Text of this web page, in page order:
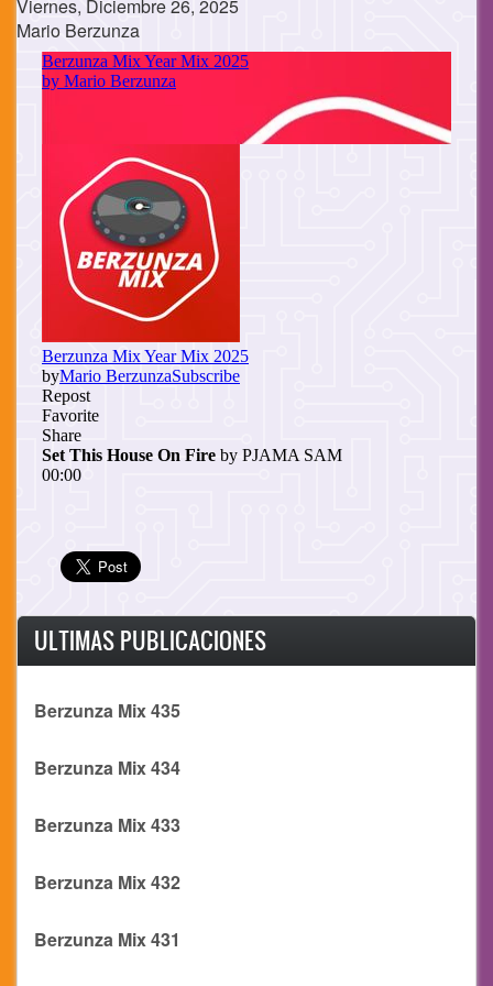
Viernes, Diciembre 26, 2025
Mario Berzunza
Cuerpo
ULTIMAS PUBLICACIONES
Berzunza Mix 435
Berzunza Mix 434
Berzunza Mix 433
Berzunza Mix 432
Berzunza Mix 431